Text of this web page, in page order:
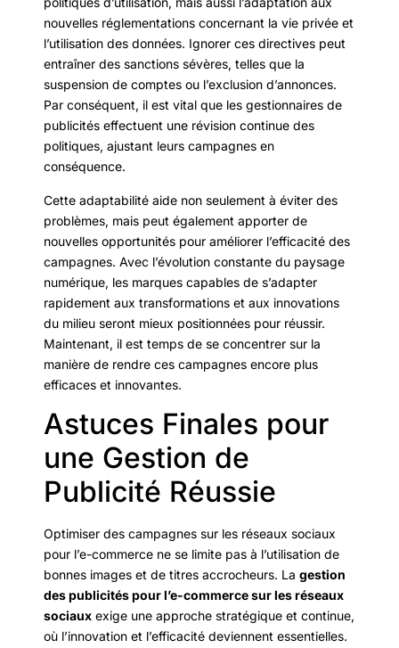
nouvelles réglementations concernant la vie privée et
l’utilisation des données. Ignorer ces directives peut
entraîner des sanctions sévères, telles que la
suspension de comptes ou l’exclusion d’annonces.
Par conséquent, il est vital que les gestionnaires de
publicités effectuent une révision continue des
politiques, ajustant leurs campagnes en
conséquence.
Cette adaptabilité aide non seulement à éviter des
problèmes, mais peut également apporter de
nouvelles opportunités pour améliorer l’efficacité des
campagnes. Avec l’évolution constante du paysage
numérique, les marques capables de s’adapter
rapidement aux transformations et aux innovations
du milieu seront mieux positionnées pour réussir.
Maintenant, il est temps de se concentrer sur la
manière de rendre ces campagnes encore plus
efficaces et innovantes.
Astuces Finales pour
une Gestion de
Publicité Réussie
Optimiser des campagnes sur les réseaux sociaux
pour l’e-commerce ne se limite pas à l’utilisation de
bonnes images et de titres accrocheurs. La gestion
des publicités pour l’e-commerce sur les réseaux
sociaux exige une approche stratégique et continue,
où l’innovation et l’efficacité deviennent essentielles.